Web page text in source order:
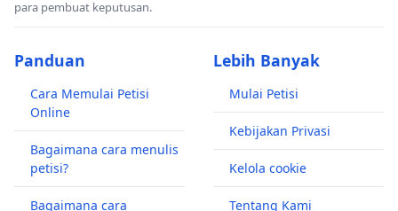
para pembuat keputusan.
Panduan
Cara Memulai Petisi
Online
Bagaimana cara menulis
petisi?
Bagaimana cara
Lebih Banyak
Mulai Petisi
Kebijakan Privasi
Kelola cookie
Tentang Kami